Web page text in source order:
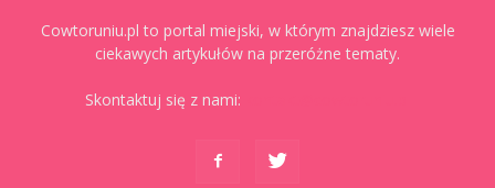
Cowtoruniu.pl to portal miejski, w którym znajdziesz wiele
ciekawych artykułów na przeróżne tematy.
Skontaktuj się z nami: